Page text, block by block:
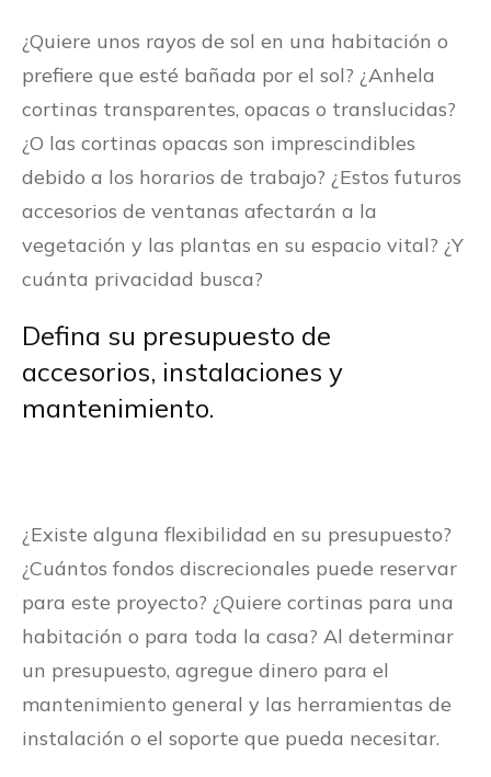
¿Quiere unos rayos de sol en una habitación o
prefiere que esté bañada por el sol? ¿Anhela
cortinas transparentes, opacas o translucidas?
¿O las cortinas opacas son imprescindibles
debido a los horarios de trabajo? ¿Estos futuros
accesorios de ventanas afectarán a la
vegetación y las plantas en su espacio vital? ¿Y
cuánta privacidad busca?
Defina su presupuesto de
accesorios, instalaciones y
mantenimiento.
¿Existe alguna flexibilidad en su presupuesto?
¿Cuántos fondos discrecionales puede reservar
para este proyecto? ¿Quiere cortinas para una
habitación o para toda la casa? Al determinar
un presupuesto, agregue dinero para el
mantenimiento general y las herramientas de
instalación o el soporte que pueda necesitar.